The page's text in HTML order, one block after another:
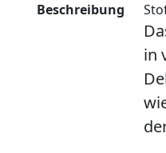
Beschreibung
in